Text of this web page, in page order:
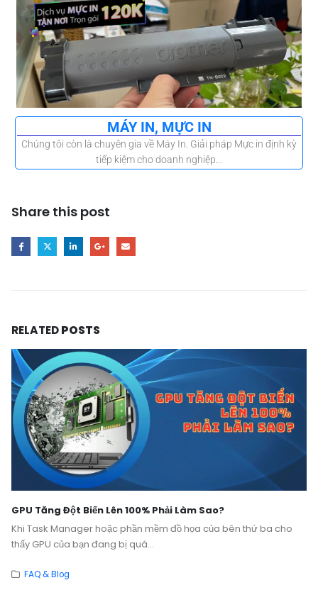
MÁY IN, MỰC IN
Chúng tôi còn là chuyên gia về Máy In. Giải pháp Mực in định kỳ
tiếp kiệm cho doanh nghiệp...
Share this post
RELATEDPOSTS
GPU Tăng Đột Biến Lên 100% Phải Làm Sao?
Khi Task Manager hoặc phần mềm đồ họa của bên thứ ba cho
thấy GPU của bạn đang bị quá...
FAQ & Blog